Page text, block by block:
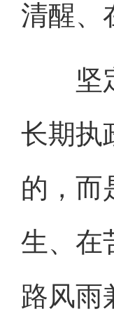
清醒、
坚定
长期执
的，而
生、在
路风雨